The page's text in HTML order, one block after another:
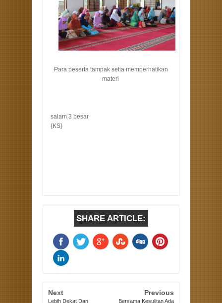
Para peserta tampak setia memperhatikan
materi
salam 3 besar
{KS}
SHARE ARTICLE:
Next
Lebih Dekat Dan
Previous
Bersama Kesulitan Ada